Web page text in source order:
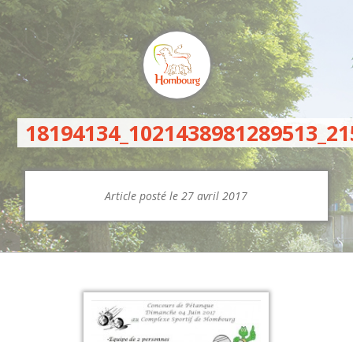
Article posté le 27 avril 2017